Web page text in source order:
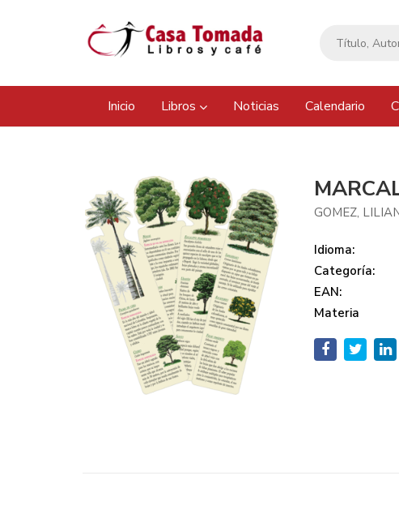
Inicio Libros Noticias Calendario
GOMEZ,
Idioma:
Categoría:
EAN:
Materia